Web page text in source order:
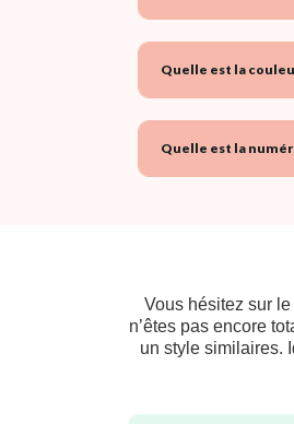
Quelle est la
Quelle est la
Vous hésitez sur
n’êtes pas encore
un style similaires.